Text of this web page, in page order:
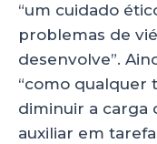
“um cuidado
problemas de
desenvolve”.
“como qualquer
diminuir a carga
auxiliar em